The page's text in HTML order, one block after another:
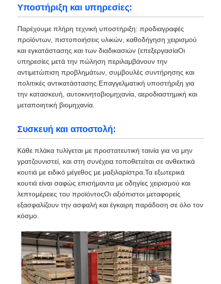
Υποστήριξη και υπηρεσίες:
Παρέχουμε πλήρη τεχνική υποστήριξη: προδιαγραφές
προϊόντων, πιστοποιήσεις υλικών, καθοδήγηση χειρισμού
και εγκατάστασης.και των διαδικασιών (επεξεργασίαΟι
υπηρεσίες μετά την πώληση περιλαμβάνουν την
αντιμετώπιση προβλημάτων, συμβουλές συντήρησης και
πολιτικές αντικατάστασης.Επαγγελματική υποστήριξη για
την κατασκευή, αυτοκινητοβιομηχανία, αεροδιαστημική και
μεταποιητική βιομηχανία.
Συσκευή και αποστολή:
Κάθε πλάκα τυλίγεται με προστατευτική ταινία για να μην
γρατζουνιστεί, και στη συνέχεια τοποθετείται σε ανθεκτικά
κουτιά με ειδικό μέγεθος με μαξιλαρίστρα.Τα εξωτερικά
κουτιά είναι σαφώς επισήμαντα με οδηγίες χειρισμού και
λεπτομέρειες του προϊόντοςΟι αξιόπιστοι μεταφορείς
εξασφαλίζουν την ασφαλή και έγκαιρη παράδοση σε όλο τον
κόσμο.